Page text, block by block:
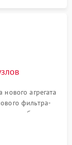
агрегата
фильтра-
обдува,
петель.